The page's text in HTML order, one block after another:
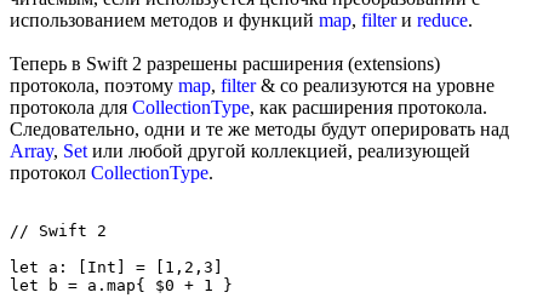
использованием методов и функций map, filterи reduce.
Теперь в Swift 2 разрешены расширения (extensions)
протокола, поэтому map, filter& co реализуются на уровне
протокола для CollectionType, как расширения протокола.
Следовательно, одни и те же методы будут оперировать над
Array, Set или любой другой коллекцией, реализующей
протокол CollectionType.
// Swift 2
let a: [Int] = [1,2,3]
let b = a.map{ $0 + 1 }